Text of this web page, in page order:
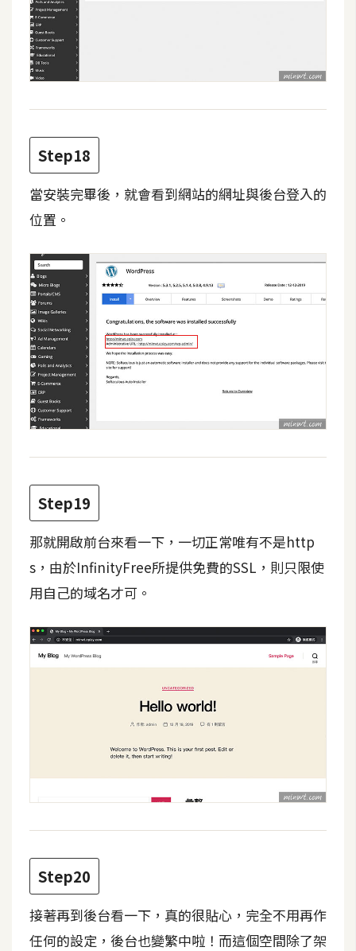
Step18
當安裝完畢後，就會看到網站的網址與後台登入的
位置。
Step19
那就開啟前台來看一下，一切正常唯有不是http
s，由於InfinityFree所提供免費的SSL，則只限使
用自己的域名才可。
Step20
接著再到後台看一下，真的很貼心，完全不用再作
任何的設定，後台也變繁中啦！而這個空間除了架